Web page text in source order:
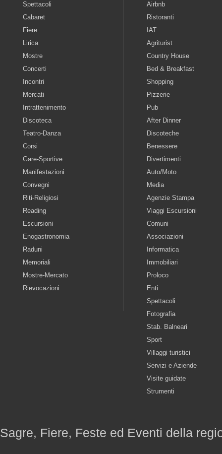
Spettacoli
Cabaret
Fiere
Lirica
Mostre
Concerti
Incontri
Mercati
Intrattenimento
Discoteca
Teatro-Danza
Corsi
Gare-Sportive
Manifestazioni
Convegni
Riti-Religiosi
Reading
Escursioni
Enogastronomia
Raduni
Memoriali
Mostre-Mercato
Rievocazioni
Airbnb
Ristoranti
IAT
Agriturist
Country House
Bed & Breakfast
Shopping
Pizzerie
Pub
After Dinner
Discoteche
Benessere
Divertimenti
Auto/Moto
Media
Agenzie Stampa
Viaggi Escursioni
Comuni
Associazioni
Informatica
Immobiliari
Proloco
Enti
Spettacoli
Fotografia
Stab. Balneari
Sport
Villaggi turistici
Servizi e Aziende
Visite guidate
Strumenti
Sagre, Fiere, Feste ed Eventi della